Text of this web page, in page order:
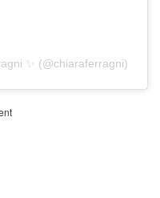
✨ (@chiaraferragni)